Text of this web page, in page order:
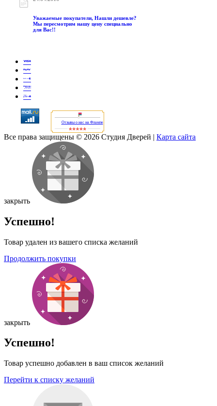
Уважаемые покупатели, Нашли дешевле?
Мы пересмотрим нашу цену специально
для Вас!!
Отзывы о нас на Флампе
Все права защищены © 2026 Студия Дверей | Карта сайта
закрыть
Успешно!
Товар удален из вашего списка желаний
Продолжить покупки
закрыть
Успешно!
Товар успешно добавлен в ваш список желаний
Перейти к списку желаний